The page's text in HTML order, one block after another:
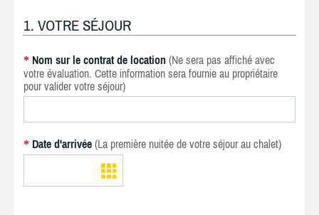
1. VOTRE SÉJOUR
* Nom sur le contrat de location (Ne sera pas affiché avec
votre évaluation. Cette information sera fournie au propriétaire
pour valider votre séjour)
* Date d'arrivée (La première nuitée de votre séjour au chalet)